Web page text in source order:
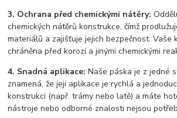
3. Ochrana před chemickými nátěry:
chemických nátěrů konstrukce, čímž
materiálů a zajišťuje jejich bezpečnost. Vaše
chráněna před korozí a jinými chemickými
4. Snadná aplikace: Naše páska je z jedné
znamená, že její aplikace je rychlá a
konstrukci (např. trámy nebo latě) a máte
nástroje nebo odborné znalosti nejsou